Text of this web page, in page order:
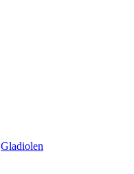
Gladiolen